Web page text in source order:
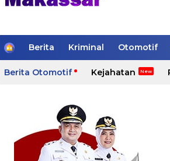
H
m
e
Berita Kriminal Otomotif
Berita Otomotif Kejahatan